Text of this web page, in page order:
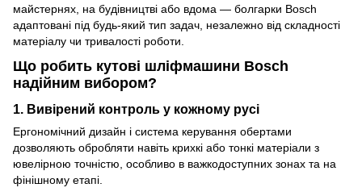
майстернях, на будівництві або вдома — болгарки Bosch
адаптовані під будь-який тип задач, незалежно від складності
матеріалу чи тривалості роботи.
Що робить кутові шліфмашини Bosch
надійним вибором?
1. Вивірений контроль у кожному русі
Ергономічний дизайн і система керування обертами
дозволяють обробляти навіть крихкі або тонкі матеріали з
ювелірною точністю, особливо в важкодоступних зонах та на
фінішному етапі.